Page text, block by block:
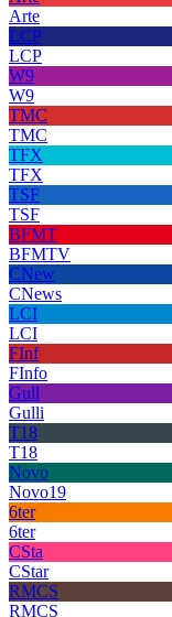
Arte
LCP
LCP
W9
W9
TMC
TMC
TFX
TFX
TSF
TSF
BFMT
BFMTV
CNew
CNews
LCI
LCI
FInf
FInfo
Gull
Gulli
T18
T18
Novo
Novo19
6ter
6ter
CSta
CStar
RMCS
RMCS